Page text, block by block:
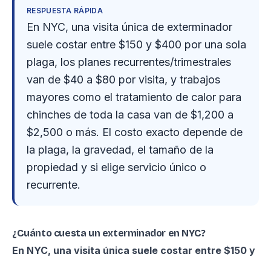
RESPUESTA RÁPIDA
En NYC, una visita única de exterminador
suele costar entre $150 y $400 por una sola
plaga, los planes recurrentes/trimestrales
van de $40 a $80 por visita, y trabajos
mayores como el tratamiento de calor para
chinches de toda la casa van de $1,200 a
$2,500 o más. El costo exacto depende de
la plaga, la gravedad, el tamaño de la
propiedad y si elige servicio único o
recurrente.
¿Cuánto cuesta un exterminador en NYC?
En NYC, una visita única suele costar entre $150 y